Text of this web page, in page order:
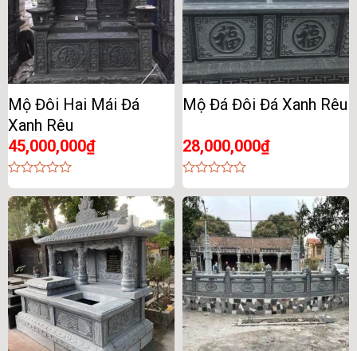
Mộ Đôi Hai Mái Đá
Xanh Rêu
45,000,000₫
0
out
of
5
Mộ Đá Đôi Đá Xanh Rêu
28,000,000₫
0
out
of
5